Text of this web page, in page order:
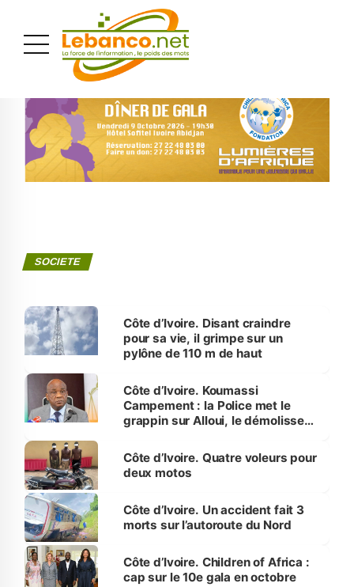
SOCIETE
Côte d’Ivoire. Disant craindre
pour sa vie, il grimpe sur un
pylône de 110 m de haut
Côte d’Ivoire. Koumassi
Campement : la Police met le
grappin sur Alloui, le démolisseur
Côte d’Ivoire. Quatre voleurs pour
deux motos
Côte d’Ivoire. Un accident fait 3
morts sur l’autoroute du Nord
Côte d’Ivoire. Children of Africa :
cap sur le 10e gala en octobre